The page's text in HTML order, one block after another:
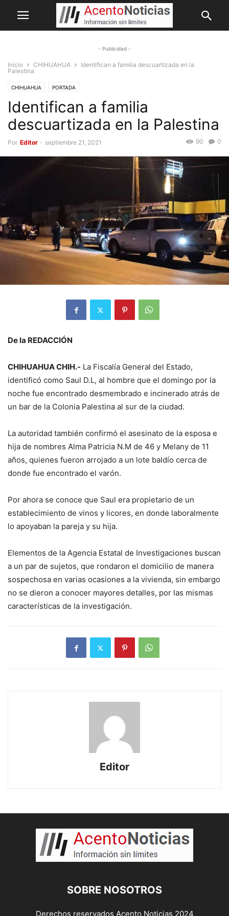
- Publicidad -
Inicio CHIHUAHUA
Identifican a familia descuartizada en la
Palestina
CHIHUAHUA PORTADA
Identifican a familia
descuartizada en la Palestina
Por Editor - septiembre 21, 2021 0
90
De la REDACCIÓN
CHIHUAHUA CHIH.- La Fiscalía General del Estado,
identificó como Saul D.L, al hombre que el domingo por la
noche fue encontrado desmembrado e incinerado atrás de
un bar de la Colonia Palestina al sur de la ciudad.
La autoridad también confirmó el asesinato de la esposa e
hija de nombres Alma Patricia N.M de 46 y Melany de 11
años, quienes fueron arrojado a un lote baldío cerca de
donde fue encontrado el varón.
Por ahora se conoce que Saul era propietario de un
establecimiento de vinos y licores, en donde laboralmente
lo apoyaban la pareja y su hija.
Elementos de la Agencia Estatal de Investigaciones buscan
a un par de sujetos, que rondaron el domicilio de manera
sospechosa en varias ocasiones a la vivienda, sin embargo
no se dieron a conocer mayores detalles, por las mismas
características de la investigación.
Editor
SOBRE NOSOTROS
Derechos reservados Acento Noticias 2024